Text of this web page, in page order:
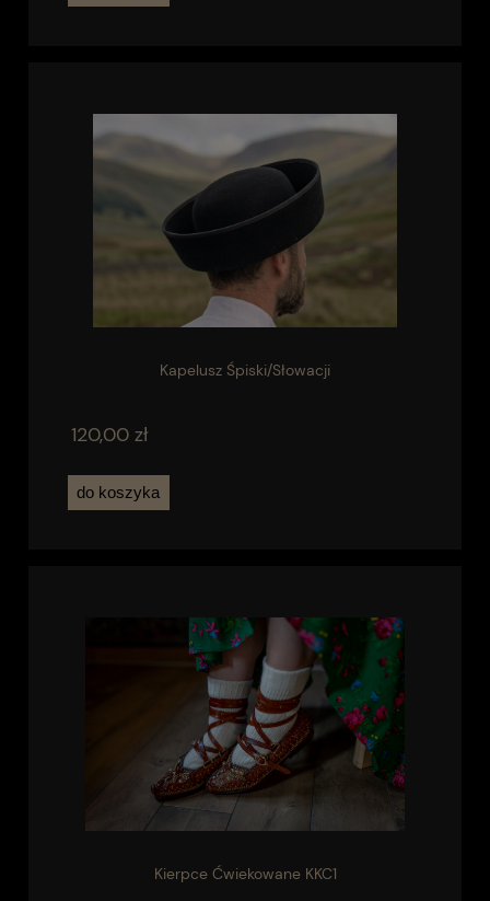
Kapelusz Śpiski/Słowacji
120,00 zł
do koszyka
Kierpce Ćwiekowane KKC1